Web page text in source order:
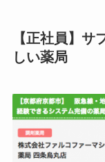
【正社員】サ
しい薬局